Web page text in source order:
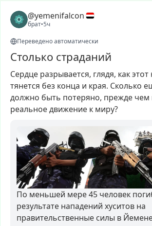
@yemenifalcon
брат•5ч
Переведено автоматически
Столько страданий
Сердце разрывается, глядя, какэтот
тянется без конца и края. Сколько
должно быть потеряно, прежде чем
реальноедвижение к миру?
По меньшей мере 45 человек
результате нападений хуситов на
правительственные силы в